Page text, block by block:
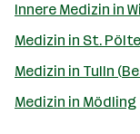
Innere Medizin in
Medizin in St.
Medizin in Tulln
Medizin in Mödling